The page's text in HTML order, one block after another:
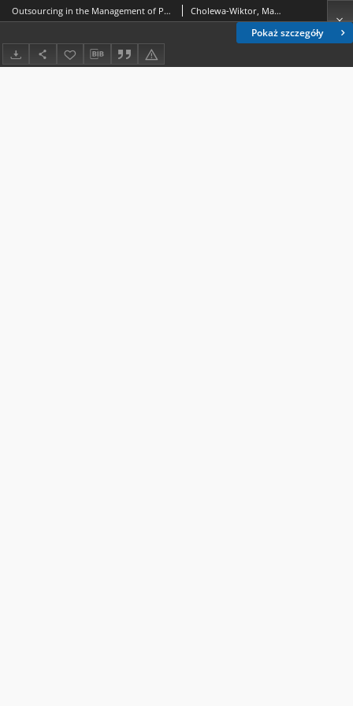
Pokaż szczegóły
Outsourcing in the Management of Public Hospitals in the Lublin Voivodeship Cholewa-Wiktor, Marta; Sitko-Lutek, Agnieszka